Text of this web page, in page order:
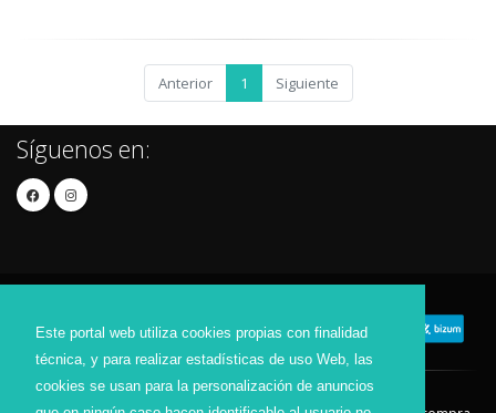
Este portal web utiliza cookies propias con finalidad
técnica, y para realizar estadísticas de uso Web, las
cookies se usan para la personalización de anuncios
Anterior 1 Siguiente
Síguenos en: